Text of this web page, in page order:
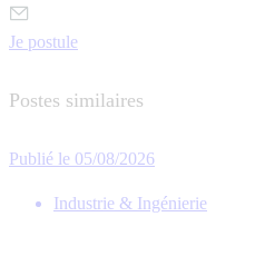
Je postule
Postes similaires
Publié le 05/08/2026
Industrie & Ingénierie